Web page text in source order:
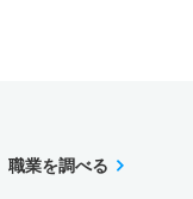
職業を調べる